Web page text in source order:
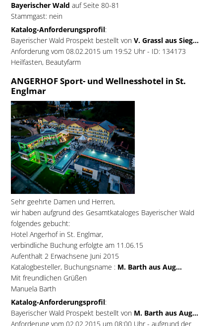
Bayerischer Wald auf Seite 80-81
Stammgast: nein
Katalog-Anforderungsprofil:
Bayerischer Wald Prospekt bestellt von V. Grassl aus Sieg...
Anforderung vom 08.02.2015 um 19:52 Uhr - ID: 134173
Heilfasten, Beautyfarm
ANGERHOF Sport- und Wellnesshotel in St.
Englmar
Sehr geehrte Damen und Herren,
wir haben aufgrund des Gesamtkataloges Bayerischer Wald
folgendes gebucht:
Hotel Angerhof in St. Englmar,
verbindliche Buchung erfolgte am 11.06.15
Aufenthalt 2 Erwachsene Juni 2015
Katalogbesteller, Buchungsname : M. Barth aus Aug...
Mit freundlichen Grüßen
Manuela Barth
Katalog-Anforderungsprofil:
Bayerischer Wald Prospekt bestellt von M. Barth aus Aug...
Anforderung vom 02.02.2015 um 08:00 Uhr - aufgrund der